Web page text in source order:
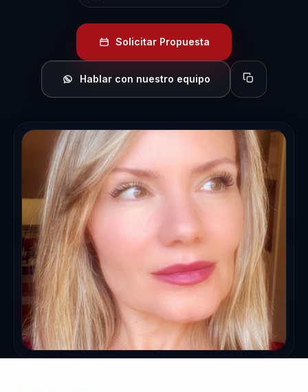
Solicitar Propuesta
Hablar con nuestro equipo Copiar perfil